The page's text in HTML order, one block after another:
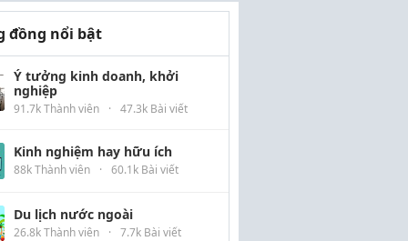
đồng nổi bật
Ý tưởng kinh doanh, khởi
nghiệp
91.7k Thành viên · 47.3k Bài viết
Kinh nghiệm hay hữu ích
88k Thành viên · 60.1k Bài viết
Du lịch nước ngoài
26.8k Thành viên · 7.7k Bài viết